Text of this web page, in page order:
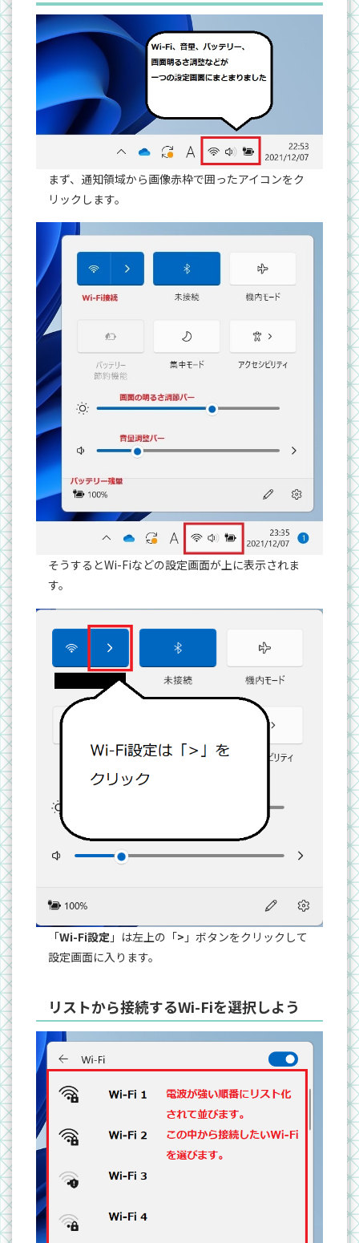
まず、通知領域から画像赤枠で囲ったアイコンをク
リックします。
そうするとWi-Fiなどの設定画面が上に表示されま
す。
「Wi-Fi設定 」は左上の「> 」ボタンをクリックして
設定画面に入ります。
リストから接続するWi-Fiを選択しよう